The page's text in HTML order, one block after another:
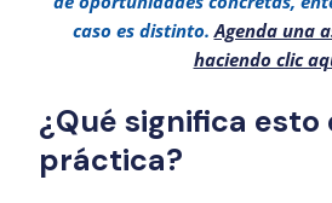
caso es distinto.Agenda una
haciendo clic
¿Qué significa esto
práctica?